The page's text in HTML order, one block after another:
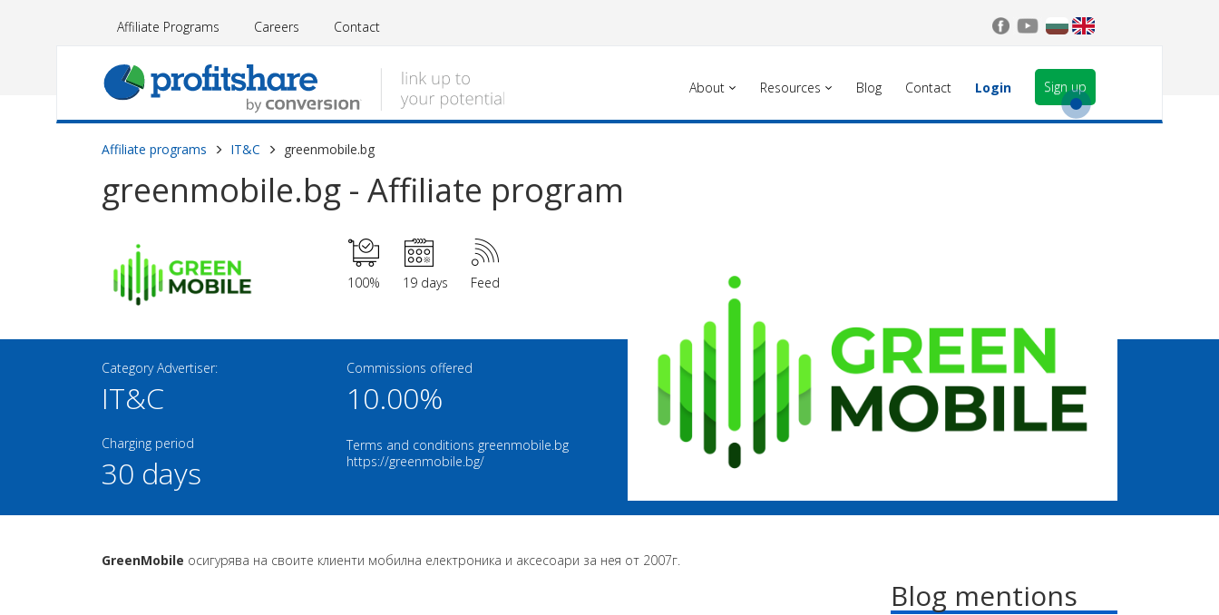
Affiliate Programs Careers Contact
About Resources Blog Contact Login Sign up
Affiliate programs IT&C greenmobile.bg
greenmobile.bg - Affiliate program
100% 19 days Feed
Category Advertiser:
IT&C
Charging period
30 days
Commissions offered
10.00%
Terms and conditions greenmobile.bg
https://greenmobile.bg/
GreenMobile осигурява на своите клиенти мобилна електроника и аксесоари за нея от 2007г.
Blog mentions